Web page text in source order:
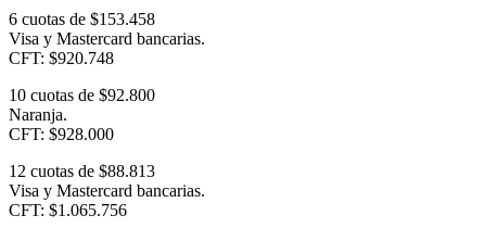
6 cuotas de $153.458
Visa y Mastercard bancarias.
CFT: $920.748
10 cuotas de $92.800
Naranja.
CFT: $928.000
12 cuotas de $88.813
Visa y Mastercard bancarias.
CFT: $1.065.756